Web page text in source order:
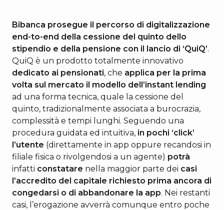
Bibanca prosegue il percorso di digitalizzazione
end-to-end della cessione del quinto dello
stipendio e della pensione con il lancio di ‘QuiQ’.
QuiQ è un prodotto totalmente innovativo
dedicato ai pensionati, che applica per la prima
volta sul mercato il modello dell’instant lending
ad una forma tecnica, quale la cessione del
quinto, tradizionalmente associata a burocrazia,
complessità e tempi lunghi. Seguendo una
procedura guidata ed intuitiva, in pochi ‘click’
l’utente (direttamente in app oppure recandosi in
filiale fisica o rivolgendosi a un agente) potrà
infatti constatare nella maggior parte dei casi
l’accredito del capitale richiesto prima ancora di
congedarsi o di abbandonare la app. Nei restanti
casi, l’erogazione avverrà comunque entro poche